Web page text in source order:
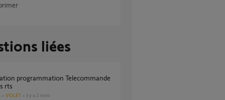
liées
rts
VOLET il y a 2 mois